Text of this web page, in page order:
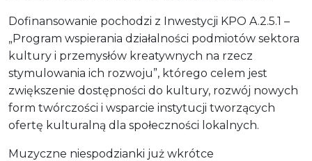
Dofinansowanie pochodzi z Inwestycji KPO A.2.5.1 –
„Program wspierania działalności podmiotów sektora
kultury i przemysłów kreatywnych na rzecz
stymulowania ich rozwoju”, którego celem jest
zwiększenie dostępności do kultury, rozwój nowych
form twórczości i wsparcie instytucji tworzących
ofertę kulturalną dla społeczności lokalnych.
Muzyczne niespodzianki już wkrótce